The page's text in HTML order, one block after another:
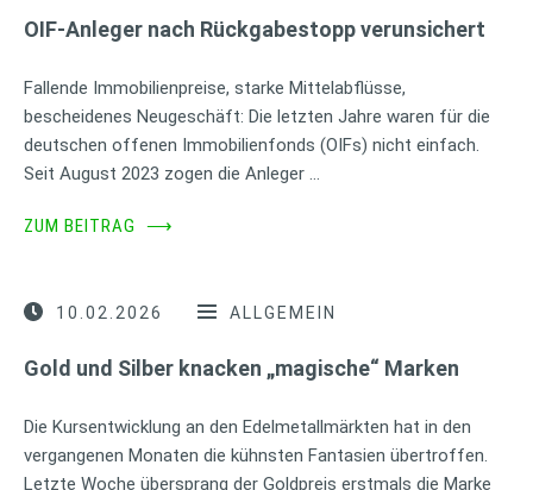
OIF-Anleger nach Rückgabestopp verunsichert
Fallende Immobilienpreise, starke Mittelabflüsse,
bescheidenes Neugeschäft: Die letzten Jahre waren für die
deutschen offenen Immobilienfonds (OIFs) nicht einfach.
Seit August 2023 zogen die Anleger …
ZUM BEITRAG ⟶
10.02.2026 ALLGEMEIN
Gold und Silber knacken „magische“ Marken
Die Kursentwicklung an den Edelmetallmärkten hat in den
vergangenen Monaten die kühnsten Fantasien übertroffen.
Letzte Woche übersprang der Goldpreis erstmals die Marke